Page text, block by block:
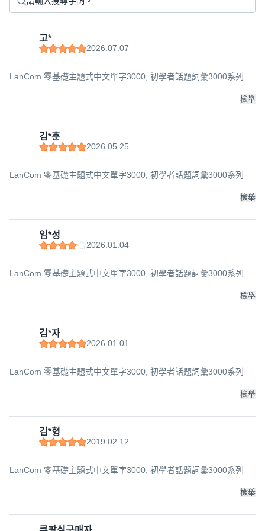
고*
2026.07.07
LanCom 零基礎主題式中文單字3000, 初學者話題詞彙3000系列
檢舉
김*훈
2026.05.25
LanCom 零基礎主題式中文單字3000, 初學者話題詞彙3000系列
檢舉
임*성
2026.01.04
LanCom 零基礎主題式中文單字3000, 初學者話題詞彙3000系列
檢舉
김*자
2026.01.01
LanCom 零基礎主題式中文單字3000, 初學者話題詞彙3000系列
檢舉
김*형
2019.02.12
LanCom 零基礎主題式中文單字3000, 初學者話題詞彙3000系列
檢舉